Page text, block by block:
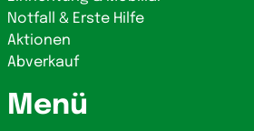
Notfall & Erste Hilfe
Aktionen
Abverkauf
Menü